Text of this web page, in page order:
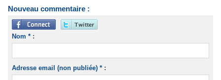
Nouveau commentaire :
Nom * :
Adresse email (non publiée) * :